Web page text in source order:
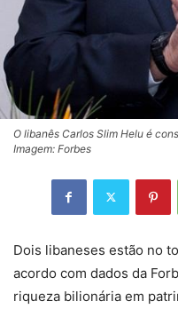
O libanês Carlos Slim Helu é
Imagem: Forbes
Dois libaneses estão no
acordo com dados da
riqueza bilionária em